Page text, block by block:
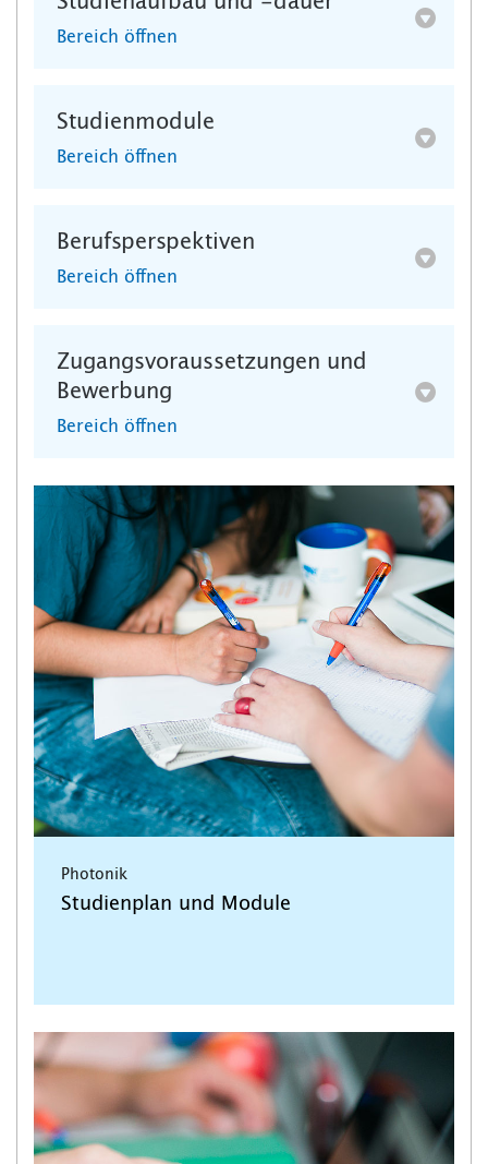
Bereich öffnen
Studienmodule
Bereich öffnen
Berufsperspektiven
Bereich öffnen
Zugangsvoraussetzungen und
Bewerbung
Bereich öffnen
Photonik
Studienplan und Module